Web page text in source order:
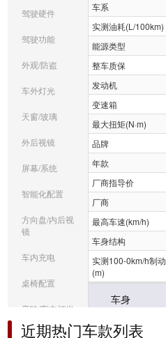
驾驶硬件
驾驶功能
外观/防盗
车外灯光
天窗/玻璃
外后视镜
屏幕/系统
智能化配置
方向盘/内后视
镜
车内充电
桌椅配置
音响/车内灯光
冰箱/空调
车系
实测油耗(L/100km)
能源类型
整车质保
发动机
变速箱
最大扭矩(N·m)
品牌
年款
厂商指导价
厂商
最高车速(km/h)
车身结构
实测100-0km/h制动
(m)
车身
宽度(mm)
近期热门车款列表